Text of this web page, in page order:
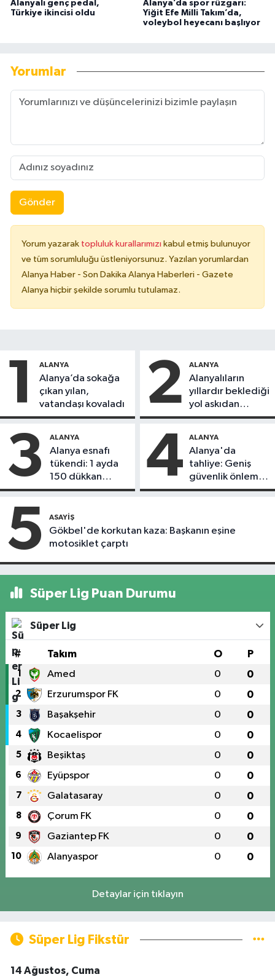
Alanyalı genç pedal,
Türkiye ikincisi oldu
Alanya’da spor rüzgarı:
Yiğit Efe Milli Takım’da,
voleybol heyecanı başlıyor
Yorumlar
Gönder
Yorum yazarak topluluk kurallarımızı kabul etmiş bulunuyor
ve tüm sorumluluğu üstleniyorsunuz. Yazılan yorumlardan
Alanya Haber - Son Dakika Alanya Haberleri - Gazete
Alanya hiçbir şekilde sorumlu tutulamaz.
1 ALANYA
Alanya’da sokağa
çıkan yılan,
vatandaşı kovaladı
2 ALANYA
Alanyalıların
yıllardır beklediği
yol askıdan
döndü
3 ALANYA
Alanya esnafı
tükendi: 1 ayda
150 dükkan
kapandı
4 ALANYA
Alanya'da
tahliye: Geniş
güvenlik önlemi
alındı
5 ASAYIŞ
Gökbel'de korkutan kaza: Başkanın eşine
motosiklet çarptı
Süper Lig Puan Durumu
Süper Lig
# Takım O P
1 Amed 0 0
2 Erzurumspor FK 0 0
3 Başakşehir 0 0
4 Kocaelispor 0 0
5 Beşiktaş 0 0
6 Eyüpspor 0 0
7 Galatasaray 0 0
8 Çorum FK 0 0
9 Gaziantep FK 0 0
10 Alanyaspor 0 0
Detaylar için tıklayın
Süper Lig Fikstür
14 Ağustos, Cuma